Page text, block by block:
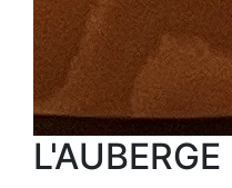
L'AUBERGE